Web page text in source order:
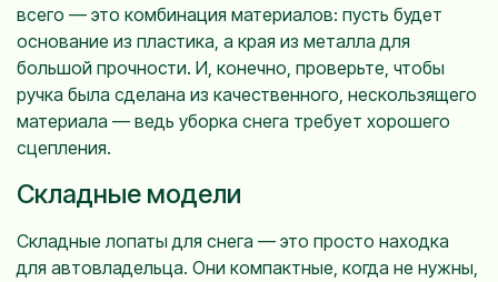
всего — это комбинация материалов: пусть будет
основание из пластика, а края из металла для
большой прочности. И, конечно, проверьте, чтобы
ручка была сделана из качественного, нескользящего
материала — ведь уборка снега требует хорошего
сцепления.
Складные модели
Складные лопаты для снега — это просто находка
для автовладельца. Они компактные, когда не нужны,